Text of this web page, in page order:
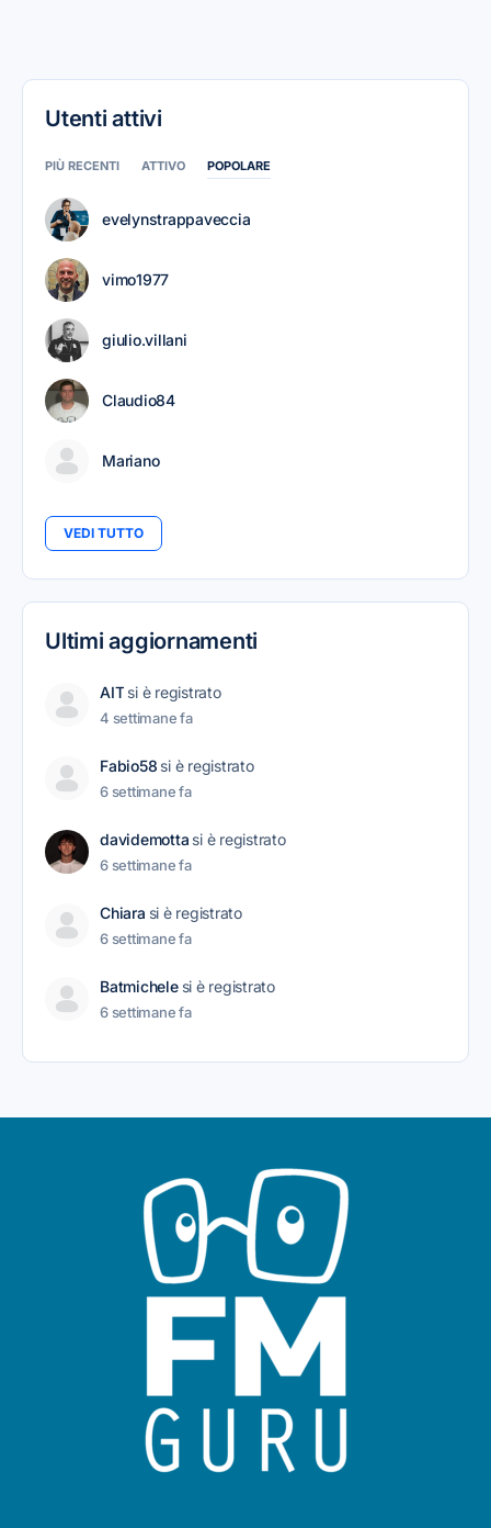
Utenti attivi
PIÙ RECENTI ATTIVO POPOLARE
evelynstrappaveccia
vimo1977
giulio.villani
Claudio84
Mariano
VEDI TUTTO
Ultimi aggiornamenti
AIT si è registrato
4 settimane fa
Fabio58 si è registrato
6 settimane fa
davidemotta si è registrato
6 settimane fa
Chiara si è registrato
6 settimane fa
Batmichele si è registrato
6 settimane fa